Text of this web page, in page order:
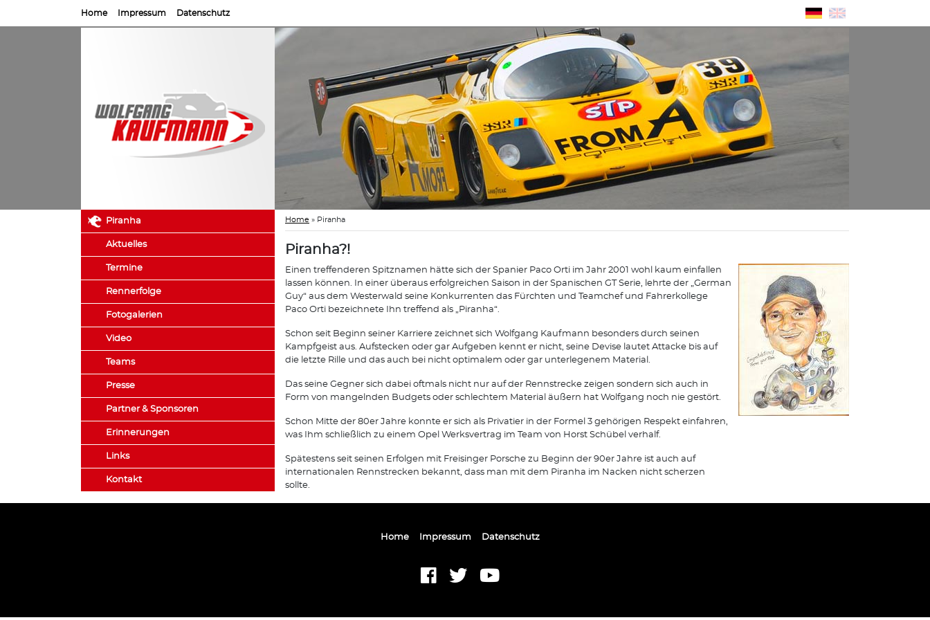
Home Impressum Datenschutz
Piranha
Aktuelles
Termine
Rennerfolge
Fotogalerien
Video
Teams
Presse
Partner & Sponsoren
Erinnerungen
Links
Kontakt
Home » Piranha
Piranha?!
Einen treffenderen Spitznamen hätte sich der Spanier Paco Orti im Jahr 2001 wohl kaum einfallen
lassen können. In einer überaus erfolgreichen Saison in der Spanischen GT Serie, lehrte der „German
Guy“ aus dem Westerwald seine Konkurrenten das Fürchten und Teamchef und Fahrerkollege
Paco Orti bezeichnete Ihn treffend als „Piranha“.
Schon seit Beginn seiner Karriere zeichnet sich Wolfgang Kaufmann besonders durch seinen
Kampfgeist aus. Aufstecken oder gar Aufgeben kennt er nicht, seine Devise lautet Attacke bis auf
die letzte Rille und das auch bei nicht optimalem oder gar unterlegenem Material.
Das seine Gegner sich dabei oftmals nicht nur auf der Rennstrecke zeigen sondern sich auch in
Form von mangelnden Budgets oder schlechtem Material äußern hat Wolfgang noch nie gestört.
Schon Mitte der 80er Jahre konnte er sich als Privatier in der Formel 3 gehörigen Respekt einfahren,
was Ihm schließlich zu einem Opel Werksvertrag im Team von Horst Schübel verhalf.
Spätestens seit seinen Erfolgen mit Freisinger Porsche zu Beginn der 90er Jahre ist auch auf
internationalen Rennstrecken bekannt, dass man mit dem Piranha im Nacken nicht scherzen
sollte.
Home Impressum Datenschutz